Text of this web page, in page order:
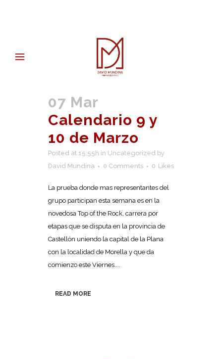
07 Mar
Calendario 9 y
10 de Marzo
Posted at 15:55h in Uncategorized by
David Mundina
0 Comments 0 Likes
La prueba donde mas representantes del
grupo participan esta semana es en la
novedosa Top of the Rock, carrera por
etapas que se disputa en la provincia de
Castellón uniendo la capital de la Plana
con la localidad de Morella y que da
comienzo este Viernes....
READ MORE